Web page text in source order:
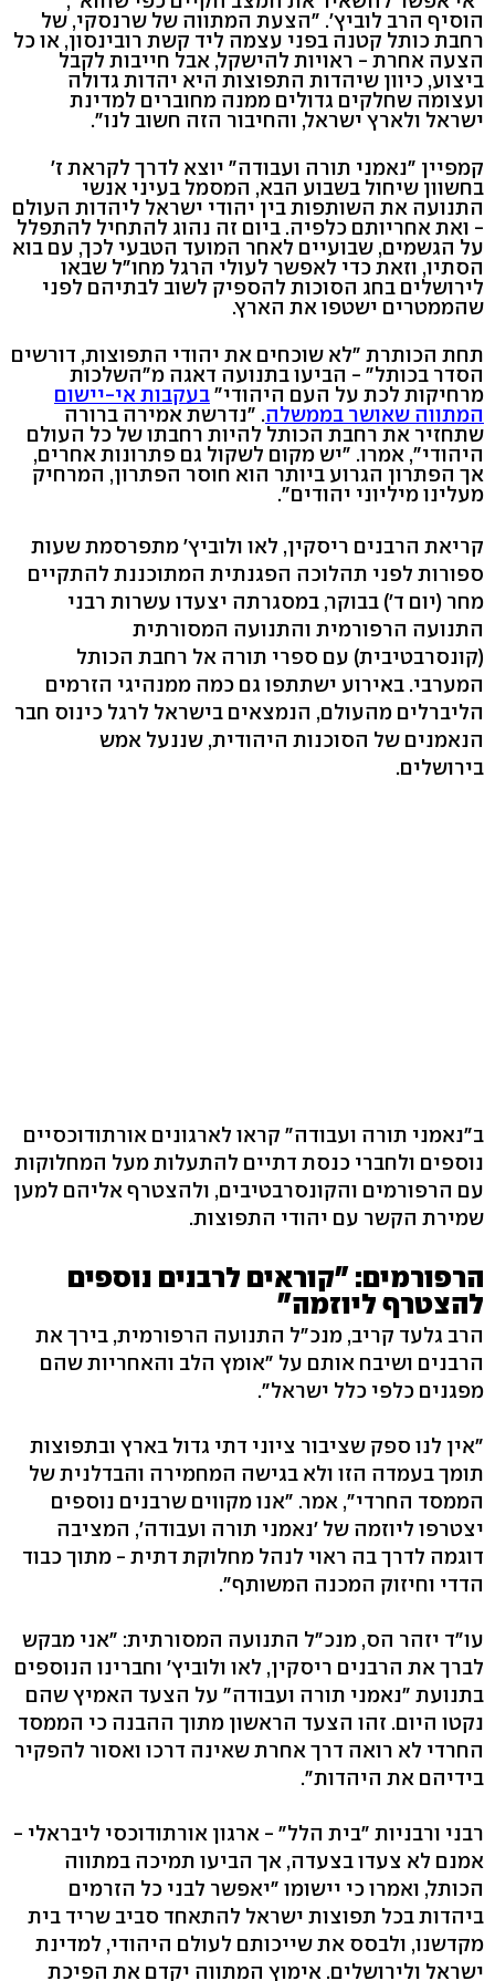
הוסיף הרב לוביץ'. "הצעת המתווה של שרנסקי, של
רחבת כותל קטנה בפני עצמה ליד קשת רובינסון, או כל
הצעה אחרת - ראויות להישקל, אבל חייבות לקבל
ביצוע, כיוון שיהדות התפוצות היא יהדות גדולה
ועצומה שחלקים גדולים ממנה מחוברים למדינת
ישראל ולארץ ישראל, והחיבור הזה חשוב לנו".
קמפיין "נאמני תורה ועבודה" יוצא לדרך לקראת ז'
בחשוון שיחול בשבוע הבא, המסמל בעיני אנשי
התנועה את השותפות בין יהודי ישראל ליהדות העולם
- ואת אחריותם כלפיה. ביום זה נהוג להתחיל להתפלל
על הגשמים, שבועיים לאחר המועד הטבעי לכך, עם בוא
הסתיו, וזאת כדי לאפשר לעולי הרגל מחו"ל שבאו
לירושלים בחג הסוכות להספיק לשוב לבתיהם לפני
שהממטרים ישטפו את הארץ.
תחת הכותרת "לא שוכחים את יהודי התפוצות, דורשים
הסדר בכותל" - הביעו בתנועה דאגה מ"השלכות
מרחיקות לכת על העם היהודי"בעקבות אי-יישום
המתווה שאושר בממשלה. "נדרשת אמירה ברורה
שתחזיר את רחבת הכותל להיות רחבתו של כל העולם
היהודי", אמרו. "יש מקום לשקול גם פתרונות אחרים,
אך הפתרון הגרוע ביותר הוא חוסר הפתרון, המרחיק
מעלינו מיליוני יהודים".
קריאת הרבנים ריסקין, לאו ולוביץ' מתפרסמת שעות
ספורות לפני תהלוכה הפגנתית המתוכננת להתקיים
מחר (יום ד') בבוקר, במסגרתה יצעדו עשרות רבני
התנועה הרפורמית והתנועה המסורתית
(קונסרבטיבית) עם ספרי תורה אל רחבת הכותל
המערבי. באירוע ישתתפו גם כמה ממנהיגי הזרמים
הליברלים מהעולם, הנמצאים בישראל לרגל כינוס חבר
הנאמנים של הסוכנות היהודית, שננעל אמש
בירושלים.
ב"נאמני תורה ועבודה" קראו לארגונים אורתודוכסיים
נוספים ולחברי כנסת דתיים להתעלות מעל המחלוקות
עם הרפורמים והקונסרבטיבים, ולהצטרף אליהם למען
שמירת הקשר עם יהודי התפוצות.
הרפורמים: "קוראים לרבנים נוספים
להצטרף ליוזמה"
הרב גלעד קריב, מנכ"ל התנועה הרפורמית, בירך את
הרבנים ושיבח אותם על "אומץ הלב והאחריות שהם
מפגנים כלפי כלל ישראל".
"אין לנו ספק שציבור ציוני דתי גדול בארץ ובתפוצות
תומך בעמדה הזו ולא בגישה המחמירה והבדלנית של
הממסד החרדי", אמר. "אנו מקווים שרבנים נוספים
יצטרפו ליוזמה של 'נאמני תורה ועבודה', המציבה
דוגמה לדרך בה ראוי לנהל מחלוקת דתית - מתוך כבוד
הדדי וחיזוק המכנה המשותף".
עו"ד יזהר הס, מנכ"ל התנועה המסורתית: "אני מבקש
לברך את הרבנים ריסקין, לאו ולוביץ' וחברינו הנוספים
בתנועת "נאמני תורה ועבודה" על הצעד האמיץ שהם
נקטו היום. זהו הצעד הראשון מתוך ההבנה כי הממסד
החרדי לא רואה דרך אחרת שאינה דרכו ואסור להפקיר
בידיהם את היהדות".
רבני ורבניות "בית הלל" - ארגון אורתודוכסי ליבראלי -
אמנם לא צעדו בצעדה, אך הביעו תמיכה במתווה
הכותל, ואמרו כי יישומו "יאפשר לבני כל הזרמים
ביהדות בכל תפוצות ישראל להתאחד סביב שריד בית
מקדשנו, ולבסס את שייכותם לעולם היהודי, למדינת
ישראל ולירושלים. אימוץ המתווה יקדם את הפיכת